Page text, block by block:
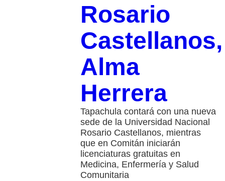
Rosario
Castellanos,
Alma
Herrera
Tapachula contará con una nueva
sede de la Universidad Nacional
Rosario Castellanos, mientras
que en Comitán iniciarán
licenciaturas gratuitas en
Medicina, Enfermería y Salud
Comunitaria